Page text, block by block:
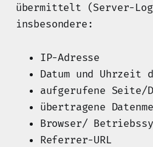
übermittelt (Server-
insbesondere:
IP-Adresse
Datum und Uhrzeit
aufgerufene Seite/
übertragene
Browser/
Referrer-URL